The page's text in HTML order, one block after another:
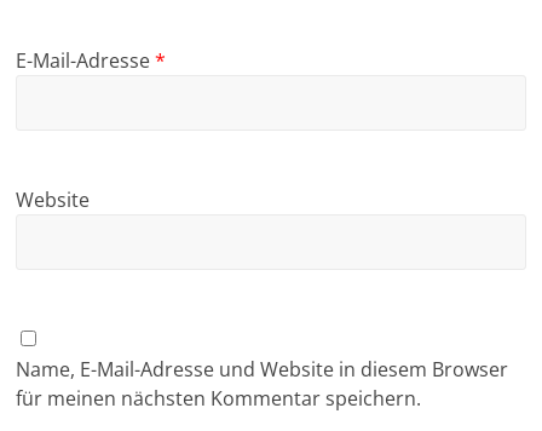
E-Mail-Adresse*
Website
Name, E-Mail-Adresse und Website in diesem Browser
für meinen nächsten Kommentar speichern.